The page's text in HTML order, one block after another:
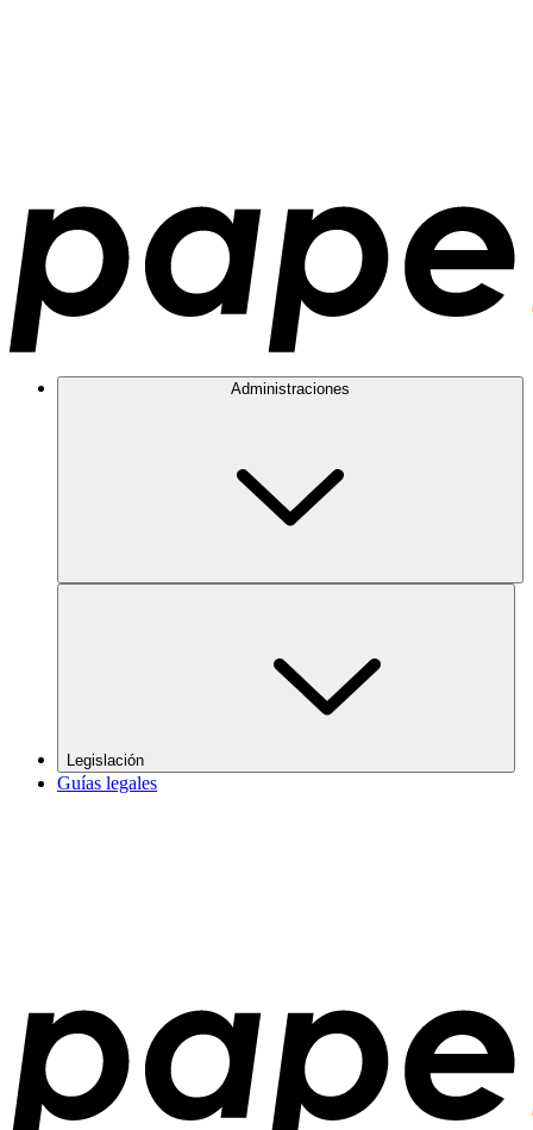
Administraciones
Legislación
Guías legales